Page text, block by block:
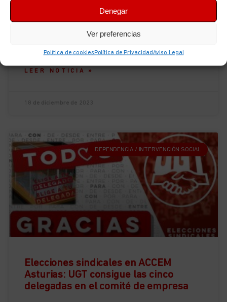
Denegar
Ver preferencias
Política de cookies Política de PrivacidadAviso Legal
Hoy 18 de diciembre, en la sala de prensa de UGT
en Oviedo tiene lugar a lo largo de la mañana una
LEER NOTICIA »
DEPENDENCIA / INTERVENCIÓN SOCIAL
Elecciones sindicales en ACCEM
Asturias: UGT consigue las cinco
delegadas en el comité de empresa